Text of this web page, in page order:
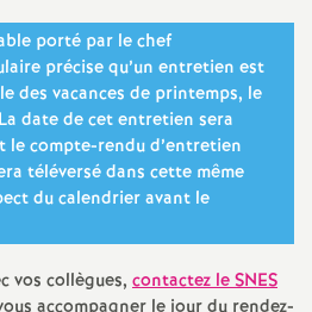
e
n
t
s
porté par le chef
précise qu’un entretien est
des vacances de printemps, le
date de cet entretien sera
le compte-rendu d’entretien
téléversé dans cette même
du calendrier avant le
vos collègues, contactez leSNES